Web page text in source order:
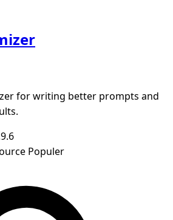
for writing better prompts and
Populer